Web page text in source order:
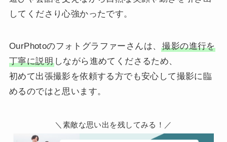
してくださり心強かったです。
OurPhotoのフォトグラファーさんは、撮影の進行を
丁寧に説明しながら進めてくださるため、
初めて出張撮影を依頼する方でも安心して撮影に臨
めるのではと思います。
＼素敵な思い出を残してみる！／